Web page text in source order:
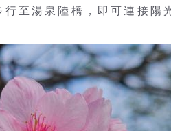
至湯泉陸橋，即可連接陽